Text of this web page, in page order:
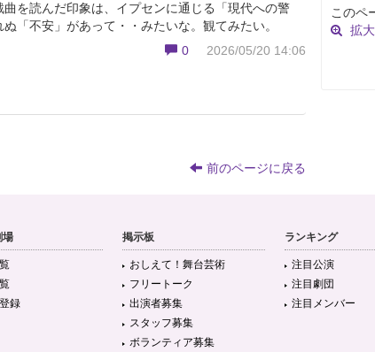
を読んだ印象は、イプセンに通じる「現代への警
「不安」があって・・みたいな。観てみたい。
0
2026/05/20 14:06
前のページに戻る
このペ
拡大
場
録
掲示板
おしえて！舞台芸術
フリートーク
出演者募集
スタッフ募集
ボランティア募集
ランキング
注目公演
注目劇団
注目メンバー